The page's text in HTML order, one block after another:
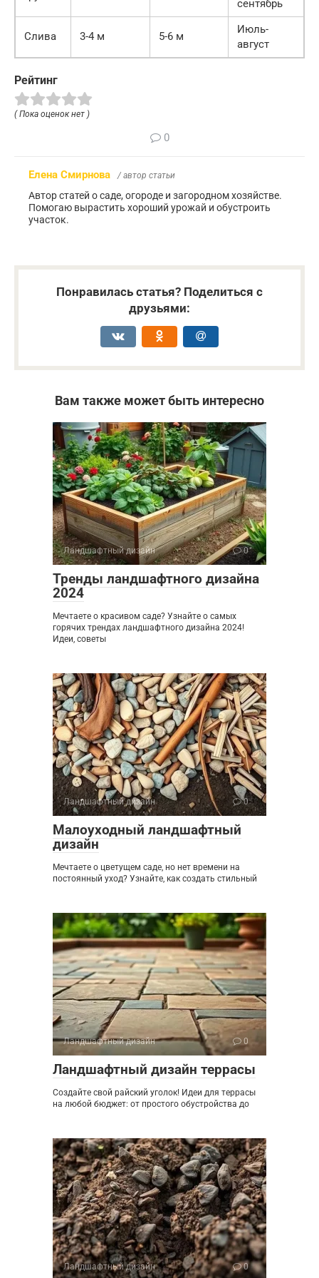
сентябрь
Слива 3-4 м 5-6 м
Июль-
август
Рейтинг
( Пока оценок нет )
0
Елена Смирнова / автор статьи
Автор статей о саде, огороде и загородном хозяйстве.
Помогаю вырастить хороший урожай и обустроить
участок.
Понравилась статья? Поделиться с
друзьями:
Вам также может быть интересно
Ландшафтный дизайн 0
Тренды ландшафтного дизайна
2024
Мечтаете о красивом саде? Узнайте о самых
горячих трендах ландшафтного дизайна 2024!
Идеи, советы
Ландшафтный дизайн 0
Малоуходный ландшафтный
дизайн
Мечтаете о цветущем саде, но нет времени на
постоянный уход? Узнайте, как создать стильный
Ландшафтный дизайн 0
Ландшафтный дизайн террасы
Создайте свой райский уголок! Идеи для террасы
на любой бюджет: от простого обустройства до
Ландшафтный дизайн 0